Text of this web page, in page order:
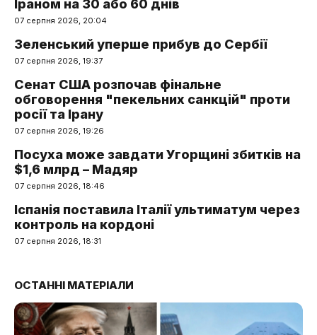
Іраном на 30 або 60 днів
07 серпня 2026, 20:04
Зеленський уперше прибув до Сербії
07 серпня 2026, 19:37
Сенат США розпочав фінальне
обговорення "пекельних санкцій" проти
росії та Ірану
07 серпня 2026, 19:26
Посуха може завдати Угорщині збитків на
$1,6 млрд – Мадяр
07 серпня 2026, 18:46
Іспанія поставила Італії ультиматум через
контроль на кордоні
07 серпня 2026, 18:31
ОСТАННІ МАТЕРІАЛИ